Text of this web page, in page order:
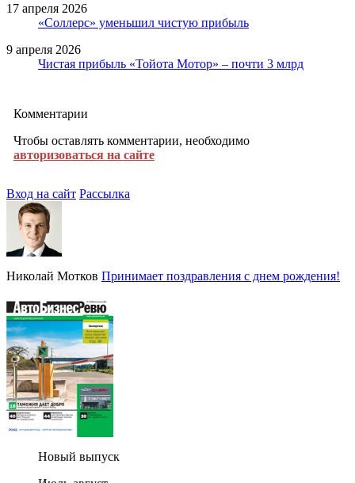
17 апреля 2026
«Соллерс» уменьшил чистую прибыль
9 апреля 2026
Чистая прибыль «Тойота Мотор» – почти 3 млрд
Комментарии
Чтобы оставлять комментарии, необходимо
авторизоваться на сайте
Вход на сайт Рассылка
Николай Мотков Принимает поздравления с днем рождения!
Новый выпуск